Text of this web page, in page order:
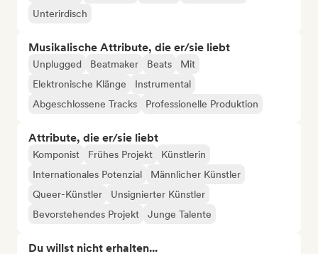
Unterirdisch
Musikalische Attribute, die er/sie liebt
Unplugged Beatmaker Beats
Mit
Elektronische Klänge
Instrumental
Abgeschlossene Tracks
Professionelle Produktion
Attribute, die er/sie liebt
Komponist Frühes Projekt
Künstlerin
Internationales Potenzial
Männlicher Künstler
Queer-Künstler
Unsignierter Künstler
Bevorstehendes Projekt
Junge Talente
Du willst nicht erhalten...